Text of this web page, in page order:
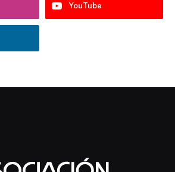
YouTube
Chatbot Hostelería Navarra
En línea